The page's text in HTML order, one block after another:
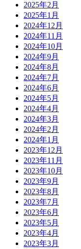
2025年2月
2025年1月
2024年12月
2024年11月
2024年10月
2024年9月
2024年8月
2024年7月
2024年6月
2024年5月
2024年4月
2024年3月
2024年2月
2024年1月
2023年12月
2023年11月
2023年10月
2023年9月
2023年8月
2023年7月
2023年6月
2023年5月
2023年4月
2023年3月